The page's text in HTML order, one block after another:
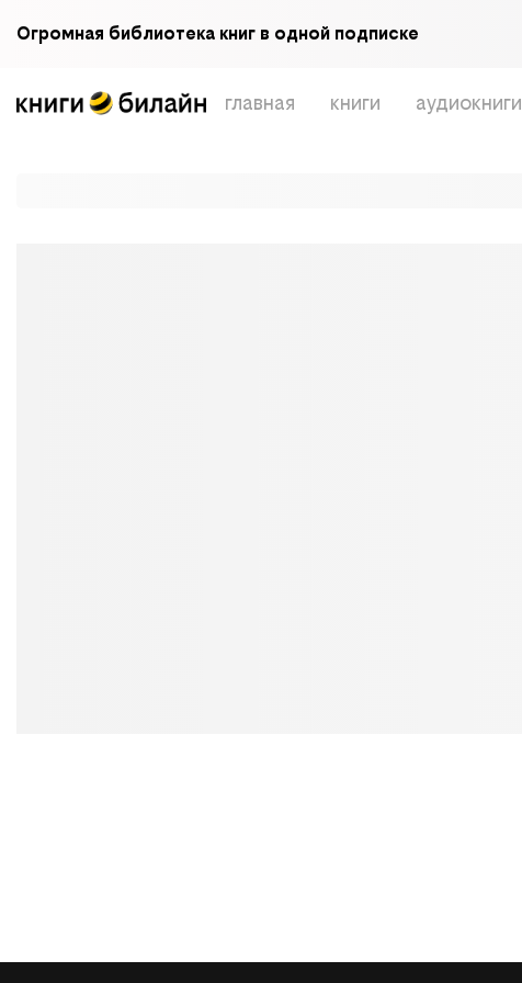
Огромная библиотека книг в одной подписке
главная книги аудиокниги